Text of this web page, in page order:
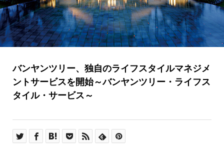
バンヤンツリー、独自のライフスタイルマネジメ
ントサービスを開始～バンヤンツリー・ライフス
タイル・サービス～